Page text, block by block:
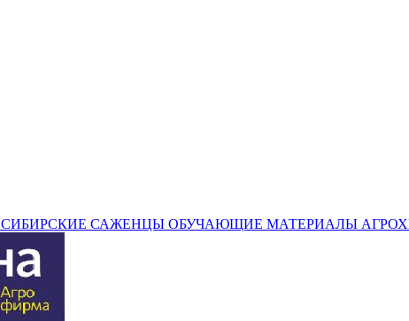
СИБИРСКИЕ САЖЕНЦЫ ОБУЧАЮЩИЕ МАТЕРИАЛЫ